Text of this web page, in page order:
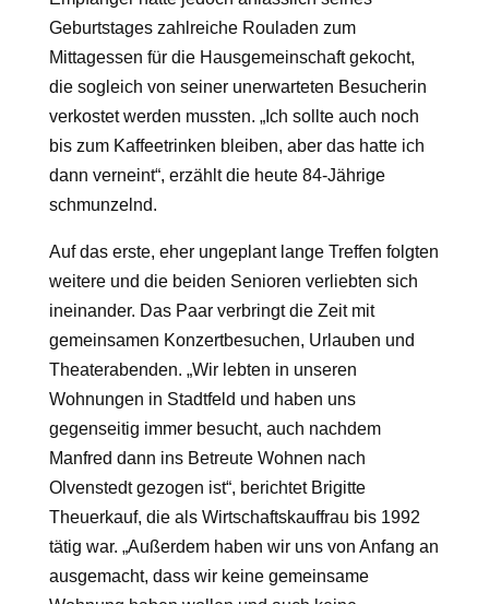
Geburtstages zahlreiche Rouladen zum
Mittagessen für die Hausgemeinschaft gekocht,
die sogleich von seiner unerwarteten Besucherin
verkostet werden mussten. „Ich sollte auch noch
bis zum Kaffeetrinken bleiben, aber das hatte ich
dann verneint“, erzählt die heute 84-Jährige
schmunzelnd.
Auf das erste, eher ungeplant lange Treffen folgten
weitere und die beiden Senioren verliebten sich
ineinander. Das Paar verbringt die Zeit mit
gemeinsamen Konzertbesuchen, Urlauben und
Theaterabenden. „Wir lebten in unseren
Wohnungen in Stadtfeld und haben uns
gegenseitig immer besucht, auch nachdem
Manfred dann ins Betreute Wohnen nach
Olvenstedt gezogen ist“, berichtet Brigitte
Theuerkauf, die als Wirtschaftskauffrau bis 1992
tätig war. „Außerdem haben wir uns von Anfang an
ausgemacht, dass wir keine gemeinsame